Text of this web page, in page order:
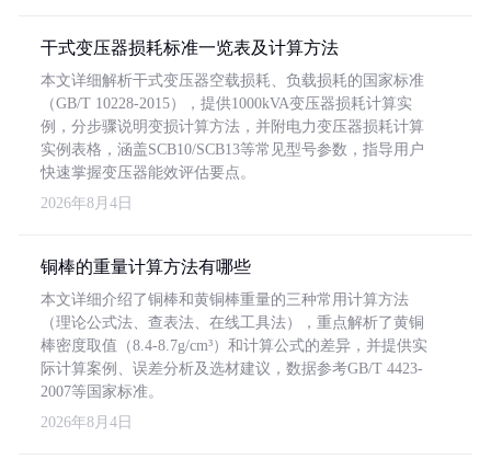
干式变压器损耗标准一览表及计算方法
本文详细解析干式变压器空载损耗、负载损耗的国家标准
（GB/T 10228-2015），提供1000kVA变压器损耗计算实
例，分步骤说明变损计算方法，并附电力变压器损耗计算
实例表格，涵盖SCB10/SCB13等常见型号参数，指导用户
快速掌握变压器能效评估要点。
2026年8月4日
铜棒的重量计算方法有哪些
本文详细介绍了铜棒和黄铜棒重量的三种常用计算方法
（理论公式法、查表法、在线工具法），重点解析了黄铜
棒密度取值（8.4-8.7g/cm³）和计算公式的差异，并提供实
际计算案例、误差分析及选材建议，数据参考GB/T 4423-
2007等国家标准。
2026年8月4日